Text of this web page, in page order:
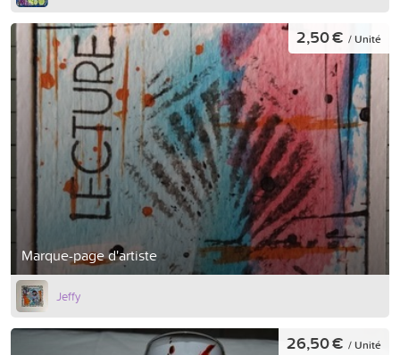
Marque-page d'artiste
2,50 € / Unité
Jeffy
26,50 € / Unité